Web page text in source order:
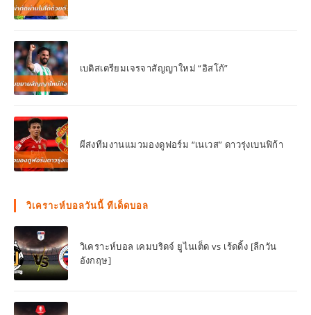
เบติสเตรียมเจรจาสัญญาใหม่ “อิสโก้”
ผีส่งทีมงานแมวมองดูฟอร์ม “เนเวส” ดาวรุ่งเบนฟิก้า
วิเคราะห์บอลวันนี้ ทีเด็ดบอล
วิเคราะห์บอล เคมบริดจ์ ยูไนเต็ด vs เร้ดดิ้ง [ลีกวัน
อังกฤษ]